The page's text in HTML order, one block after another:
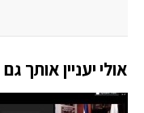
אולי יעניין אותך גם